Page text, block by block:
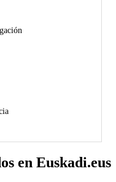
en Euskadi.eus